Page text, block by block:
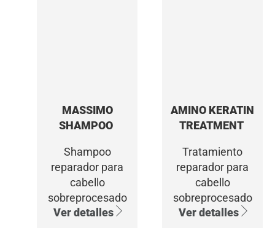
MASSIMO
SHAMPOO
Shampoo
reparador para
cabello
sobreprocesado
Ver detalles
AMINO KERATIN
TREATMENT
Tratamiento
reparador para
cabello
sobreprocesado
Ver detalles